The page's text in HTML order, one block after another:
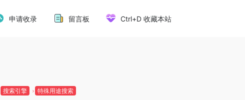
申请收录 留言板 Ctrl+D 收藏本站
搜索引擎 特殊用途搜索